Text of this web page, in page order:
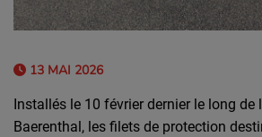
13 MAI 2026
Installés le 10 février dernier le long de
Baerenthal, les filets de protection